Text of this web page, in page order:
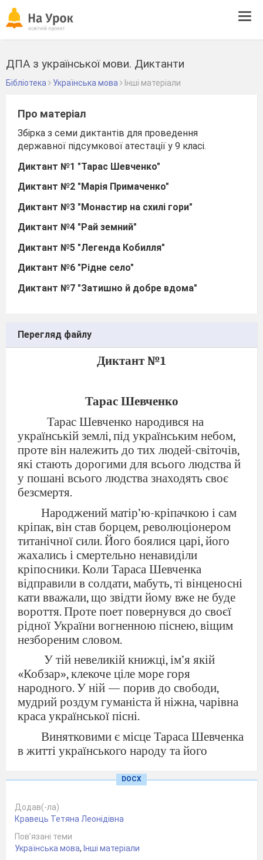
ДПА з української мови. Диктанти
Бібліотека Українська мова Інші матеріали
Про матеріал
Збірка з семи диктантів для проведення
державної підсумкової атестації у 9 класі.
Диктант №1 "Тарас Шевченко"
Диктант №2 "Марія Примаченко"
Диктант №3 "Монастир на схилі гори"
Диктант №4 "Рай земний"
Диктант №5 "Легенда Кобилля"
Диктант №6 "Рідне село"
Диктант №7 "Затишно й добре вдома"
Перегляд файлу
Диктант №1
Тарас Шевченко
Тарас Шевченко народився на
українській землі, під українським небом,
проте він належить до тих людей-світочів,
які стають дорогими для всього людства й
у пошані всього людства знаходять своє
безсмертя.
Народжений матір’ю-кріпачкою і сам
кріпак, він став борцем, революціонером
титанічної сили. Його боялися царі, його
жахались і смертельно ненавиділи
кріпосники. Коли Тараса Шевченка
відправили в солдати, мабуть, ті вінценосні
кати вважали, що звідти йому вже не буде
вороття. Проте поет повернувся до своєї
рідної України вогненною піснею, віщим
незбореним словом.
У тій невеликій книжці, ім’я якій
«Кобзар», клекоче ціле море горя
народного. У ній — порив до свободи,
мудрий роздум гуманіста й ніжна, чарівна
краса української пісні.
Винятковими є місце Тараса Шевченка
в житті українського народу та його
творчість, яка не відцвітає, що в духовній
вічнодіючих вулканів, надра яких завжди
пашать вогнем і розжеврюють уночі хмари
над собою, мов велетенські маяки.
152
DOCX
Додав(-ла)
Кравець Тетяна Леонідівна
Пов’язані теми
Українська мова, Інші матеріали